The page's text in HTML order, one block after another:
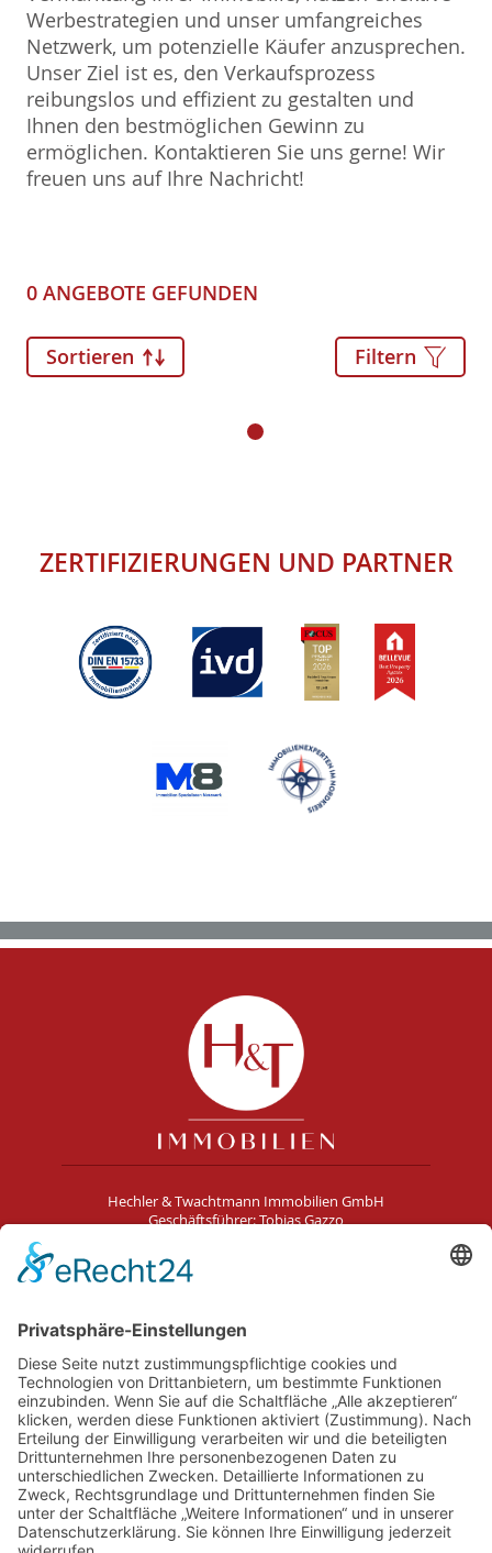
Werbestrategien und unser umfangreiches
Netzwerk, um potenzielle Käufer anzusprechen.
Unser Ziel ist es, den Verkaufsprozess
reibungslos und effizient zu gestalten und
Ihnen den bestmöglichen Gewinn zu
ermöglichen. Kontaktieren Sie uns gerne! Wir
freuen uns auf Ihre Nachricht!
0 ANGEBOTE GEFUNDEN
Sortieren Filtern
ZERTIFIZIERUNGEN UND PARTNER
Hechler & Twachtmann Immobilien GmbH
Geschäftsführer: Tobias Gazzo
Kontakt
Impressum
AGB
Datenschutz
Cookie-Erklärung